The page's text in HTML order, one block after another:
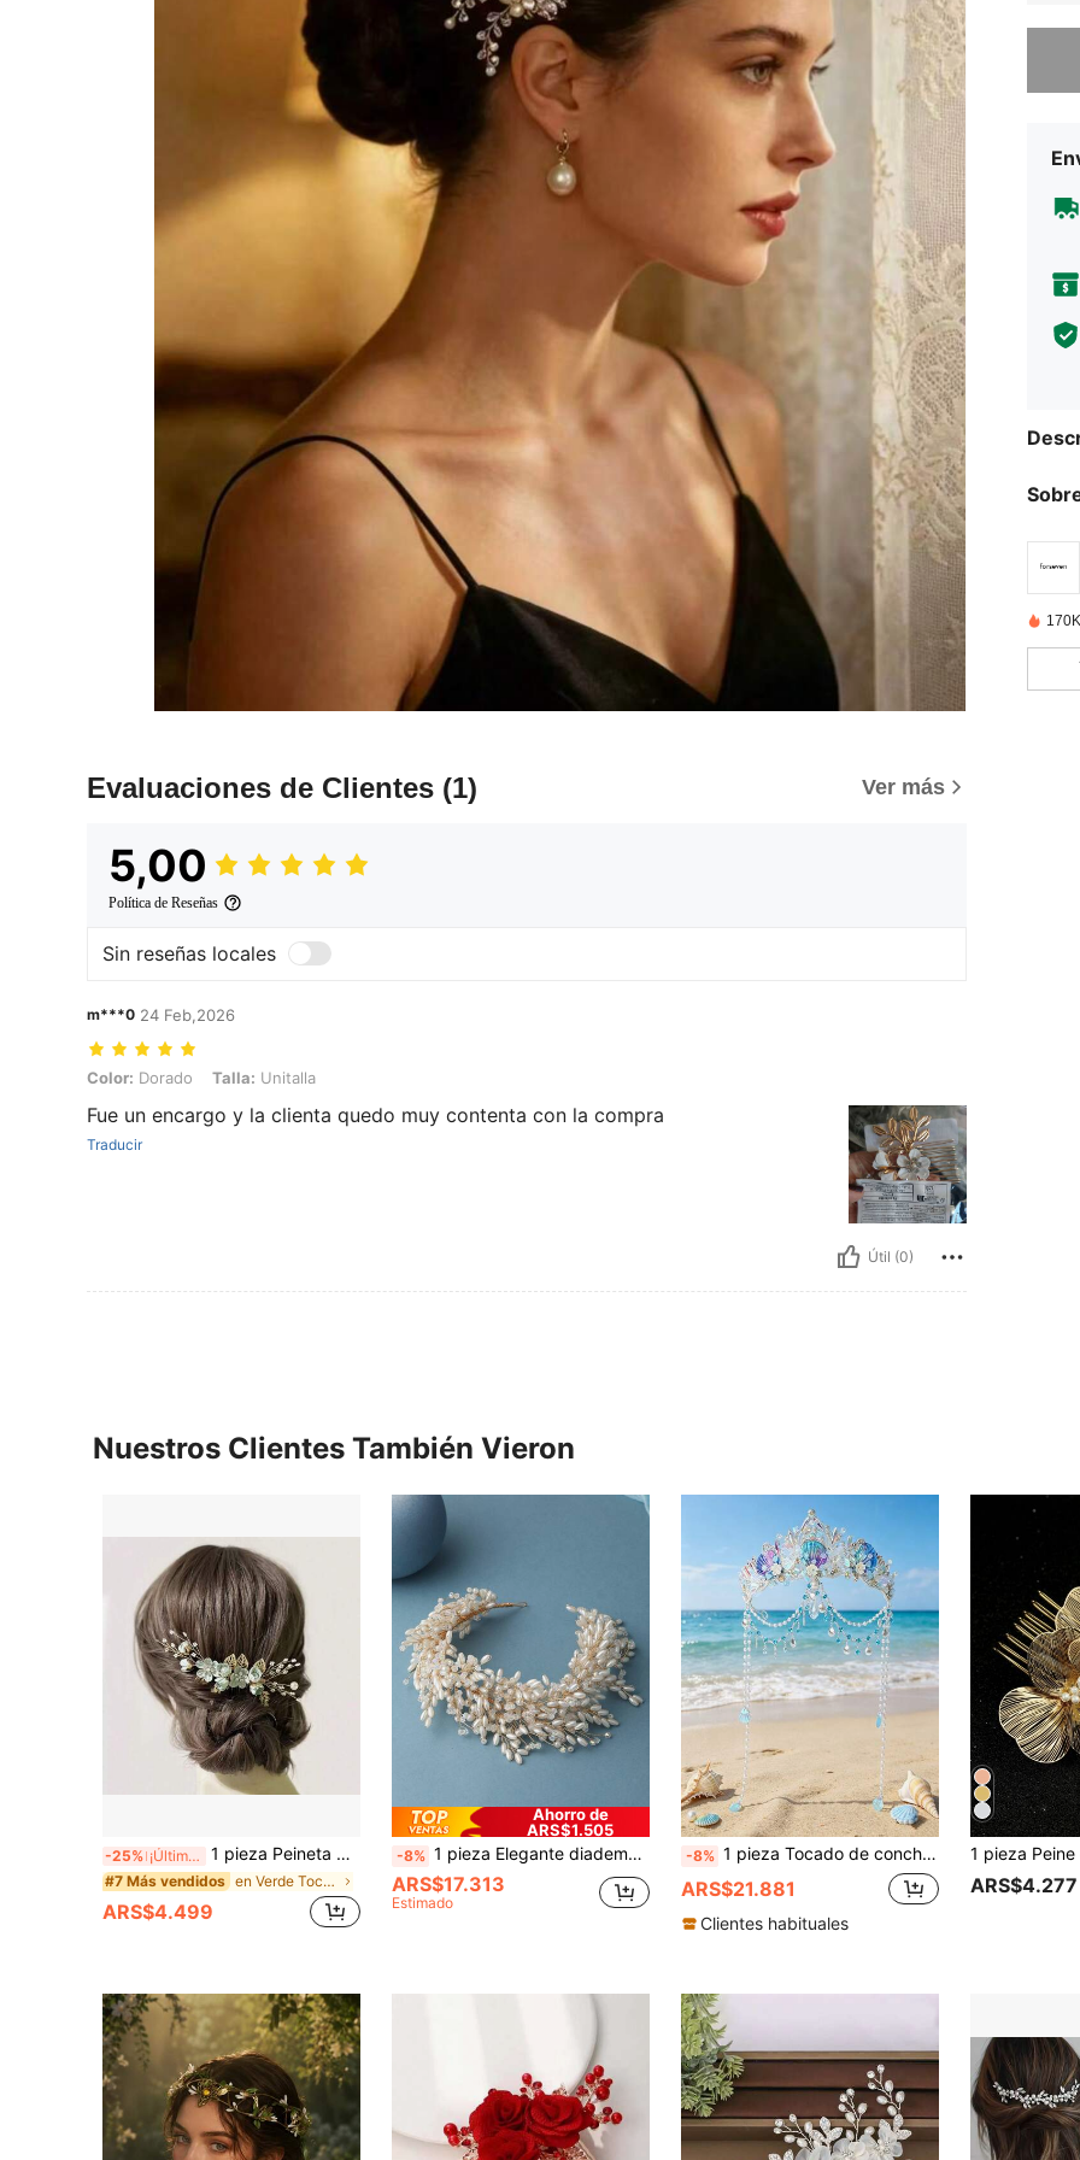
Evaluaciones de Clientes (1) Ver más
5,00
Política de Reseñas
Sin reseñas locales
m***0 24 Feb,2026
Color: Dorado, Talla: Unitalla
Color: Dorado Talla: Unitalla
Fue un encargo y la clienta quedo muy contenta con la compra
Traducir
Útil (0)
Lo
Nuestros Clientes También Vieron
-25% ¡Últimos 3 días 1 pieza Peineta de cabello hecha a mano con alambre dorado vintage, flor verde claro y cuentas de perlas falsas, tocado nupcial bohemio, adecuado para bodas, damas de honor, galas, fiestas de cumpleaños, verano
#7 Más vendidos en Verde Tocados de novia
ARS$4.499
Ahorro de
ARS$1.505
-8% 1 pieza Elegante diadema de perlas falsas & cristales para mujer, adecuada para bodas, actuaciones, fiestas, accesorios de vestidos de noche
ARS$17.313
Estimado
-8% 1 pieza Tocado de concha de sirena con borla, corona de novia con cristales y perlas, accesorio para el cabello con tema oceánico para boda, adecuado para fiesta de boda en la playa, accesorio para el cabello de mujer
ARS$21.881
Clientes habituales
ARS$4.277